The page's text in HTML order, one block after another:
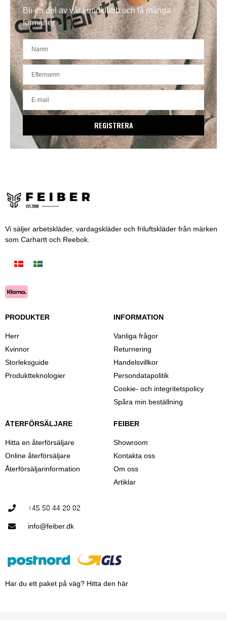
Bli en del av vår kundklubb och få många
förmåner
REGISTRERA
Vi säljer arbetskläder, vardagskläder och friluftskläder från märken
som Carhartt och Reebok.
PRODUKTER
Herr
Kvinnor
Storleksguide
Produktteknologier
INFORMATION
Vanliga frågor
Returnering
Handelsvillkor
Persondatapolitik
Cookie- och integritetspolicy
Spåra min beställning
ÅTERFÖRSÄLJARE
Hitta en återförsäljare
Online återförsäljare
Återförsäljarinformation
FEIBER
Showroom
Kontakta oss
Om oss
Artiklar
+45 50 44 20 02
info@feiber.dk
Har du ett paket på väg? Hitta den här